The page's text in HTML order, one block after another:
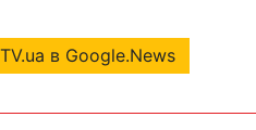
в Google.News